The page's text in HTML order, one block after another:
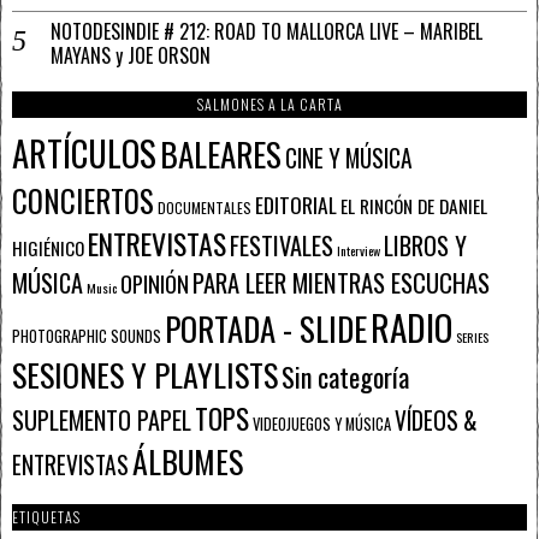
NOTODESINDIE # 212: ROAD TO MALLORCA LIVE – MARIBEL
MAYANS y JOE ORSON
SALMONES A LA CARTA
ARTÍCULOSBALEARESCINE Y MÚSICA
CONCIERTOS DOCUMENTALES EDITORIALEL RINCÓN DE DANIEL
HIGIÉNICOENTREVISTASFESTIVALESInterview LIBROS Y
MÚSICAMusic OPINIÓNPARA LEER MIENTRAS ESCUCHAS
PHOTOGRAPHIC SOUNDS PORTADA - SLIDERADIO SERIES
SESIONES Y PLAYLISTSSin categoría
SUPLEMENTO PAPELTOPSVIDEOJUEGOS Y MÚSICAVÍDEOS &
ENTREVISTASÁLBUMES
ETIQUETAS